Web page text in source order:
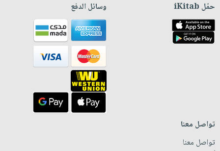
حمّل iKitab وسائل الدفع
تواصل معنا
تواصل معنا